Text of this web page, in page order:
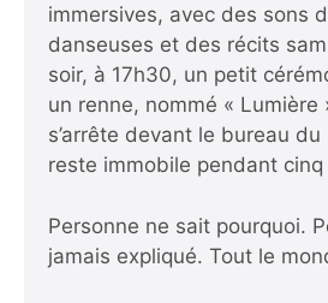
immersives, avec des sons
danseuses et des récits
soir, à 17h30, un petit
un renne, nommé «
s’arrête devant le bureau
reste immobile pendant
Personne ne sait pourquoi.
jamais expliqué. Tout le